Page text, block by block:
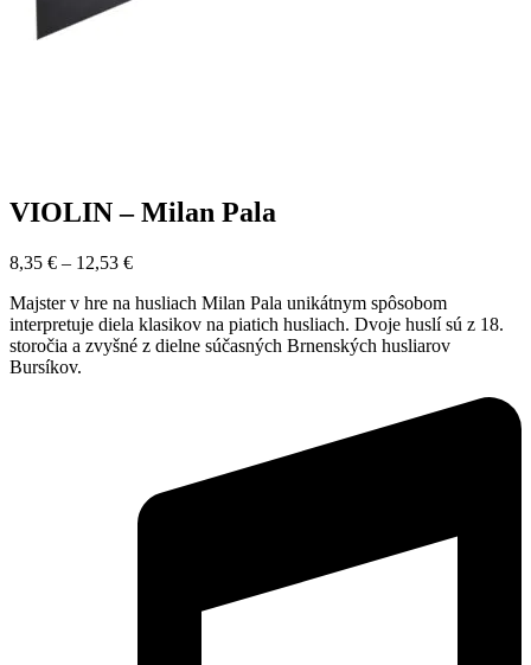
VIOLIN – Milan Pala
8,35 € – 12,53 €
Majster v hre na husliach Milan Pala unikátnym spôsobom
interpretuje diela klasikov na piatich husliach. Dvoje huslí sú z 18.
storočia a zvyšné z dielne súčasných Brnenských husliarov
Bursíkov.